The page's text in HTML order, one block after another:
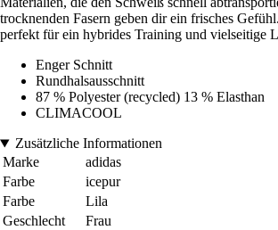
trocknenden Fasern geben dir ein frisches
perfekt für ein hybrides Training und vielseitige
Enger Schnitt
Rundhalsausschnitt
87 % Polyester (recycled) 13 % Elasthan
CLIMACOOL
Zusätzliche Informationen
Marke
adidas
Farbe
icepur
Farbe
Lila
Geschlecht
Frau